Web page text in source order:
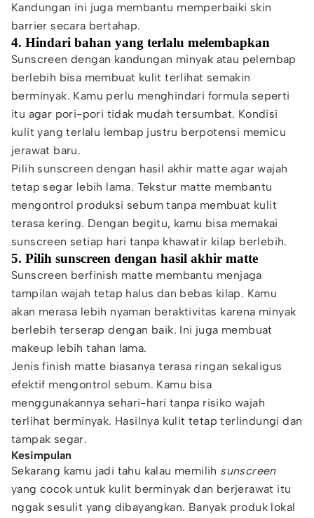
Kandungan ini juga membantu memperbaiki skin
barrier secara bertahap.
4. Hindari bahan yang terlalu melembapkan
Sunscreen dengan kandungan minyak atau pelembap
berlebih bisa membuat kulit terlihat semakin
berminyak. Kamu perlu menghindari formula seperti
itu agar pori-pori tidak mudah tersumbat. Kondisi
kulit yang terlalu lembap justru berpotensi memicu
jerawat baru.
Pilih sunscreen dengan hasil akhir matte agar wajah
tetap segar lebih lama. Tekstur matte membantu
mengontrol produksi sebum tanpa membuat kulit
terasa kering. Dengan begitu, kamu bisa memakai
sunscreen setiap hari tanpa khawatir kilap berlebih.
5. Pilih sunscreen dengan hasil akhir matte
Sunscreen berfinish matte membantu menjaga
tampilan wajah tetap halus dan bebas kilap. Kamu
akan merasa lebih nyaman beraktivitas karena minyak
berlebih terserap dengan baik. Ini juga membuat
makeup lebih tahan lama.
Jenis finish matte biasanya terasa ringan sekaligus
efektif mengontrol sebum. Kamu bisa
menggunakannya sehari-hari tanpa risiko wajah
terlihat berminyak. Hasilnya kulit tetap terlindungi dan
tampak segar.
Kesimpulan
Sekarang kamu jadi tahu kalau memilih sunscreen
yang cocok untuk kulit berminyak dan berjerawat itu
nggak sesulit yang dibayangkan. Banyak produk lokal